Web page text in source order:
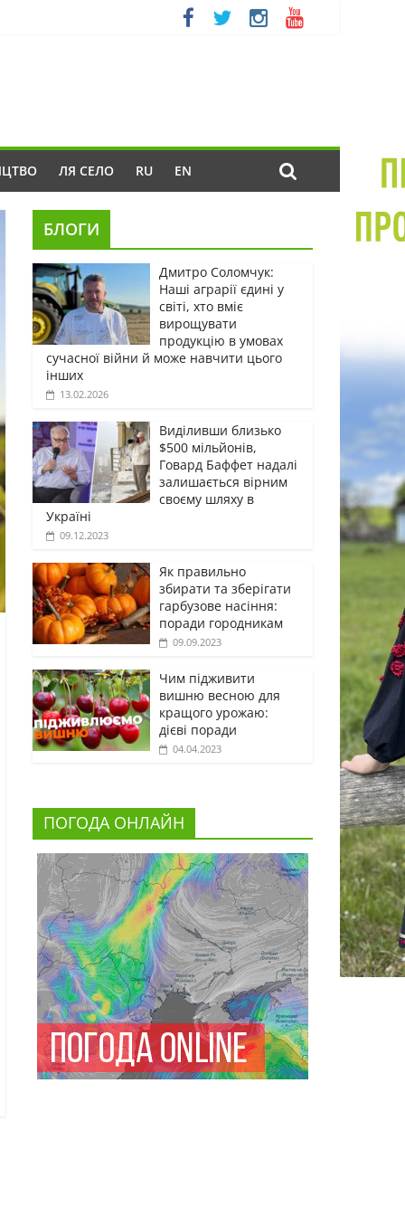
ЛЯ СЕЛО RU EN
БЛОГИ
Дмитро Соломчук:
Наші аграрії єдині у
світі, хто вміє
вирощувати
продукцію в умовах
сучасної війни й може навчити цього
інших
13.02.2026
Виділивши близько
$500 мільйонів,
Говард Баффет надалі
залишається вірним
своєму шляху в
Україні
09.12.2023
Як правильно
збирати та зберігати
гарбузове насіння:
поради городникам
09.09.2023
Чим підживити
вишню весною для
кращого урожаю:
дієві поради
04.04.2023
ПОГОДА ОНЛАЙН